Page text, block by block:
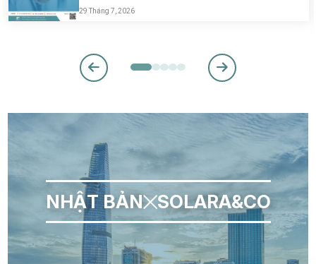
29 Tháng 7, 2026
NHẬT BẢN SOLARA&CO